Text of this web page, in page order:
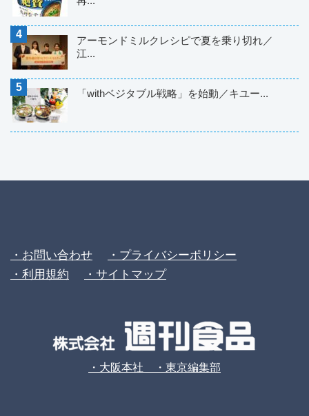
アーモンドミルクレシピで夏を乗り切れ／
江...
「withベジタブル戦略」を始動／キユー...
・お問い合わせ
・プライバシーポリシー
・利用規約
・サイトマップ
・大阪本社 ・東京編集部